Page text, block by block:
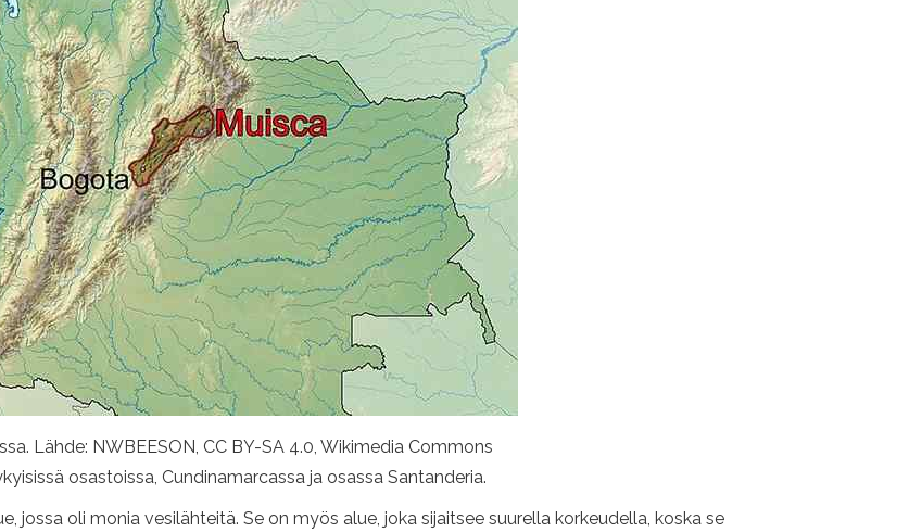
Lähde: NWBEESON, CC BY-SA 4.0, Wikimedia Commons
osastoissa, Cundinamarcassa ja osassa Santanderia.
jossa oli monia vesilähteitä. Se on myös alue, joka sijaitsee suurella korkeudella, koska se